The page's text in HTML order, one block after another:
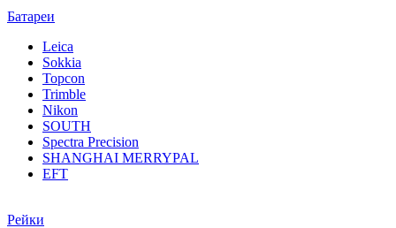
Батареи
Leica
Sokkia
Topcon
Trimble
Nikon
SOUTH
Spectra Precision
SHANGHAI MERRYPAL
EFT
Рейки